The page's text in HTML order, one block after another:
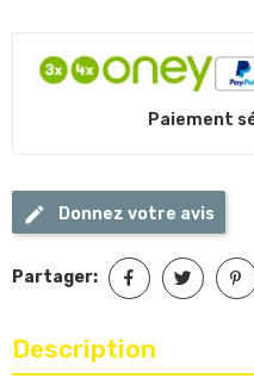
Paiement
Donnez votre avis
Partager:
Description